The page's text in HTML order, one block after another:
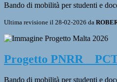
Bando di mobilità per studenti e
Ultima revisione il 28-02-2026 da
Progetto PNRR _
Bando di mobilità per studenti e